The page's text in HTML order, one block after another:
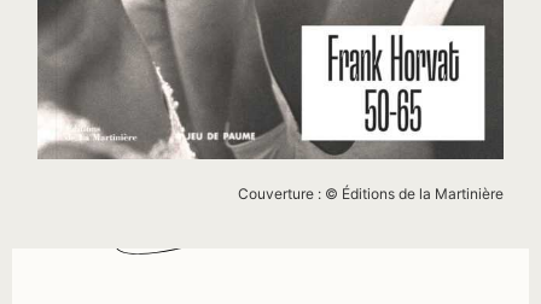
Couverture : © Éditions de la Martinière